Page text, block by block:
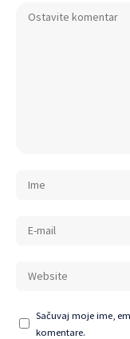
Sačuvaj moje ime,
komentare.